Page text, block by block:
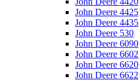
John Deere 4425
John Deere 4435
John Deere 530
John Deere 6090
John Deere 6602
John Deere 6620
John Deere 6622